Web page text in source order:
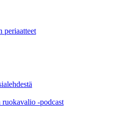
periaatteet
ruokavalio -podcast